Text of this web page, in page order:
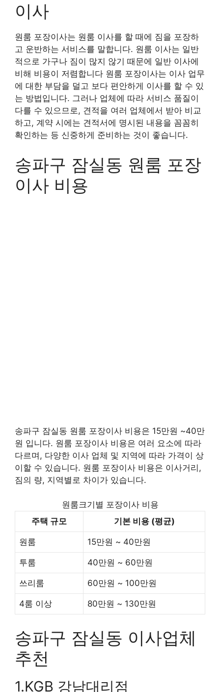
이사
원룸 포장이사는 원룸 이사를 할 때에 짐을 포장하
고 운반하는 서비스를 말합니다. 원룸 이사는 일반
적으로 가구나 짐이 많지 않기 때문에 일반 이사에
비해 비용이 저렴합니다 원룸 포장이사는 이사 업무
에 대한 부담을 덜고 보다 편안하게 이사를 할 수 있
는 방법입니다. 그러나 업체에 따라 서비스 품질이
다를 수 있으므로, 견적을 여러 업체에서 받아 비교
하고, 계약 시에는 견적서에 명시된 내용을 꼼꼼히
확인하는 등 신중하게 준비하는 것이 좋습니다.
송파구 잠실동 원룸 포장
이사 비용
송파구 잠실동 원룸 포장이사 비용은 15만원 ~40만
원 입니다. 원룸 포장이사 비용은 여러 요소에 따라
다르며, 다양한 이사 업체 및 지역에 따라 가격이 상
이할 수 있습니다. 원룸 포장이사 비용은 이사거리,
짐의 량, 지역별로 차이가 있습니다.
원룸크기별 포장이사 비용
주택 규모
기본 비용 (평균)
원룸 15만원 ~ 40만원
투룸 40만원 ~ 60만원
쓰리룸 60만원 ~ 100만원
4룸 이상 80만원 ~ 130만원
송파구 잠실동 이사업체
추천
1.KGB 강남대리점